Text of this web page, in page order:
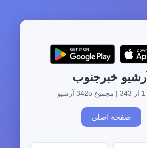
آرشیو خبرجنوب
صفحه اصلی